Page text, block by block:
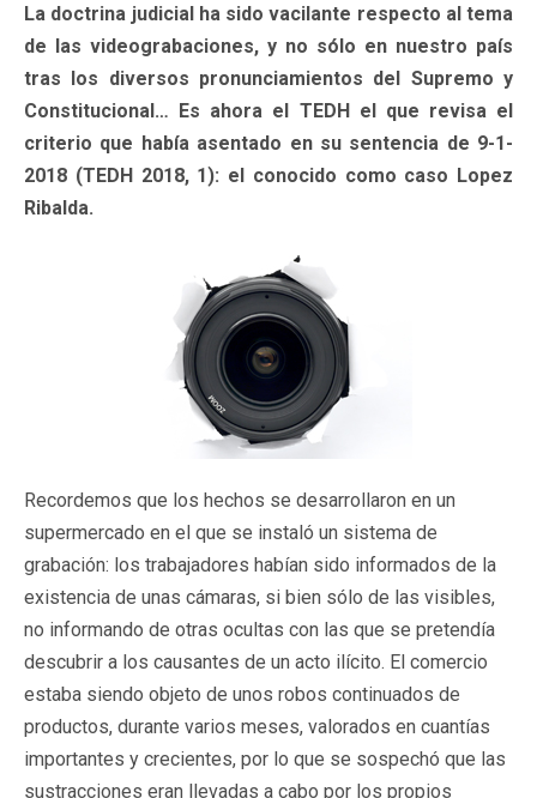
La doctrina judicial ha sido vacilante respecto al tema
de las videograbaciones, y no sólo en nuestro país
tras los diversos pronunciamientos del Supremo y
Constitucional… Es ahora el TEDH el que revisa el
criterio que había asentado en su sentencia de 9-1-
2018 (TEDH 2018, 1): el conocido como caso Lopez
Ribalda.
Recordemos que los hechos se desarrollaron en un
supermercado en el que se instaló un sistema de
grabación: los trabajadores habían sido informados de la
existencia de unas cámaras, si bien sólo de las visibles,
no informando de otras ocultas con las que se pretendía
descubrir a los causantes de un acto ilícito. El comercio
estaba siendo objeto de unos robos continuados de
productos, durante varios meses, valorados en cuantías
importantes y crecientes, por lo que se sospechó que las
sustracciones eran llevadas a cabo por los propios